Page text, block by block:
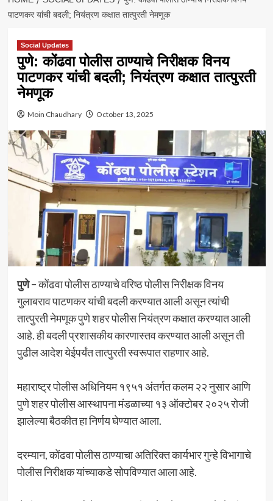
पाटणकर यांची बदली; नियंत्रण कक्षात तात्पुरती नेमणूक
Social Updates
पुणे: कोंढवा पोलीस ठाण्याचे निरीक्षक विनय
पाटणकर यांची बदली; नियंत्रण कक्षात तात्पुरती
नेमणूक
Moin Chaudhary October 13, 2025
पुणे –कोंढवा पोलीस ठाण्याचे वरिष्ठ पोलीस निरीक्षक विनय
गुलाबराव पाटणकर यांची बदली करण्यात आली असून त्यांची
तात्पुरती नेमणूक पुणे शहर पोलीस नियंत्रण कक्षात करण्यात आली
आहे. ही बदली प्रशासकीय कारणास्तव करण्यात आली असून ती
पुढील आदेश येईपर्यंत तात्पुरती स्वरूपात राहणार आहे.
महाराष्ट्र पोलीस अधिनियम १९५१ अंतर्गत कलम २२ नुसार आणि
पुणे शहर पोलीस आस्थापना मंडळाच्या १३ ऑक्टोबर २०२५ रोजी
झालेल्या बैठकीत हा निर्णय घेण्यात आला.
दरम्यान, कोंढवा पोलीस ठाण्याचा अतिरिक्त कार्यभार गुन्हे विभागाचे
पोलीस निरीक्षक यांच्याकडे सोपविण्यात आला आहे.